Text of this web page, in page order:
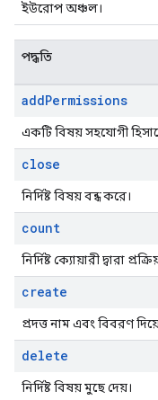
ইউরোপ অঞ্চল।
পদ্ধতি
addPermissions
একটি বিষয় সহযোগী
close
নির্দিষ্ট বিষয় বন্ধ করে।
count
নির্দিষ্ট ক্যোয়ারী দ্বারা
create
প্রদত্ত নাম এবং বিবরণ
delete
নির্দিষ্ট বিষয় মুছে দেয়।